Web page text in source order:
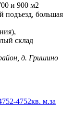
и 900 м2
подъезд, большая
склад
д. Гришино
4752кв. м.за